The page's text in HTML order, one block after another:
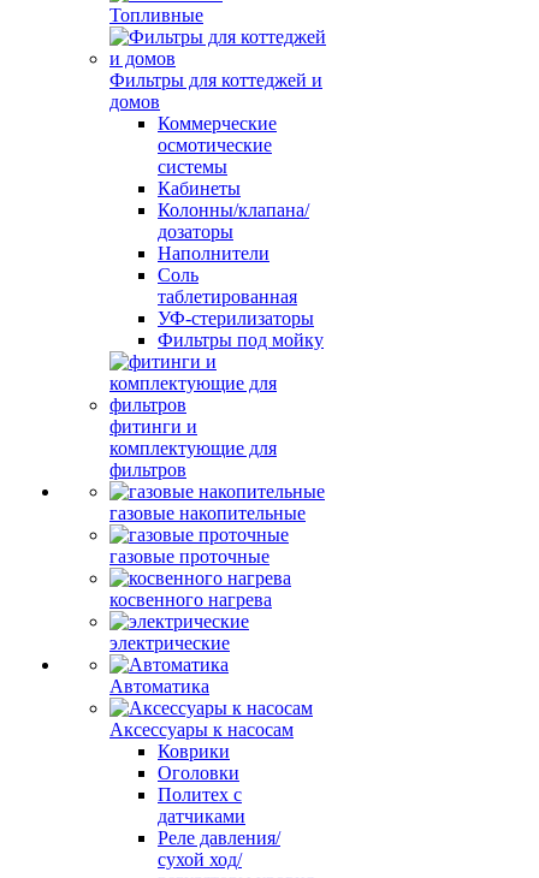
Топливные
Фильтры для коттеджей и
домов
Коммерческие
осмотические
системы
Кабинеты
Колонны/клапана/
дозаторы
Наполнители
Соль
таблетированная
УФ-стерилизаторы
Фильтры под мойку
фитинги и
комплектующие для
фильтров
газовые накопительные
газовые проточные
косвенного нагрева
электрические
Автоматика
Аксессуары к насосам
Коврики
Оголовки
Политех с
датчиками
Реле давления/
сухой ход/